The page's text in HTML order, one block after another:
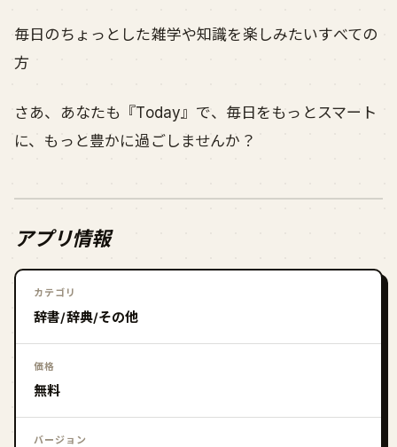
毎日のちょっとした雑学や知識を楽しみたいすべての
方
さあ、あなたも『Today』で、毎日をもっとスマート
に、もっと豊かに過ごしませんか？
アプリ情報
カテゴリ
辞書/辞典/その他
価格
無料
バージョン